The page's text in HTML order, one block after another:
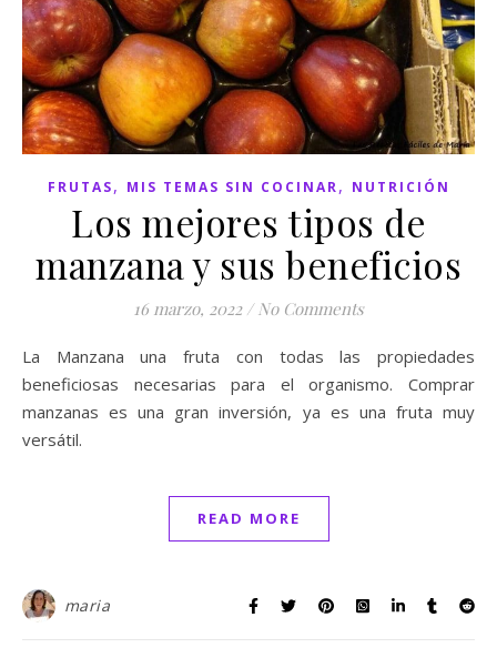
FRUTAS, MIS TEMAS SIN COCINAR, NUTRICIÓN
Los mejores tipos de
manzana y sus beneficios
16 marzo, 2022 / No Comments
La Manzana una fruta con todas las propiedades
beneficiosas necesarias para el organismo. Comprar
manzanas es una gran inversión, ya es una fruta muy
versátil.
READ MORE
maria